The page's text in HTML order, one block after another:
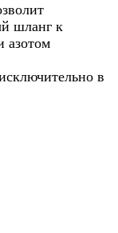
шланг к
азотом
в